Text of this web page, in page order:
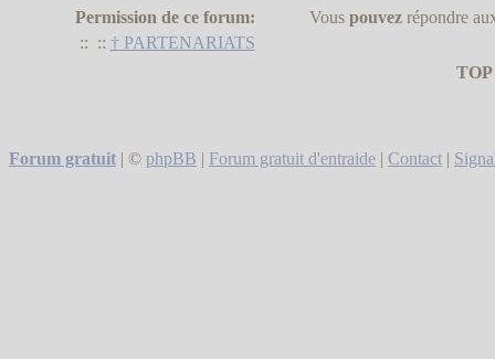
Permission de ce forum: Vous pouvezrépondre
:: :: † PARTENARIATS
Forum gratuit | © phpBB | Forum gratuit d'entraide | Contact |